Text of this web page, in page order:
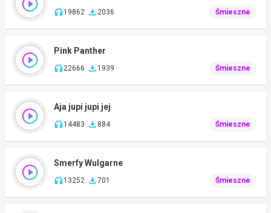
19862 2036 Śmieszne
Pink Panther
22666 1939 Śmieszne
Aja jupi jupi jej
14483 884 Śmieszne
Smerfy Wulgarne
13252 701 Śmieszne